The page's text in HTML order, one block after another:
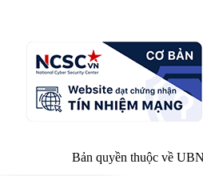
Bản quyền thuộc về